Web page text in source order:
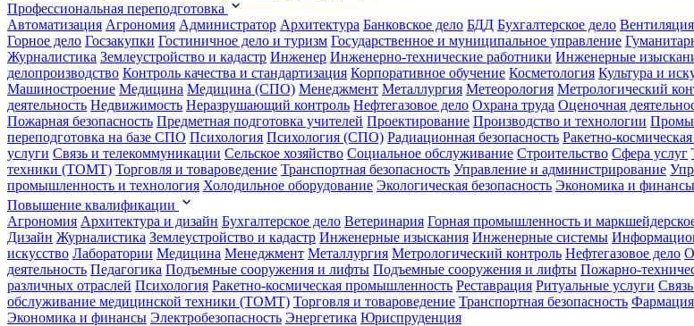
Профессиональная переподготовка
Автоматизация Агрономия Администратор Архитектура Банковское дело БДД Бухгалтерское дело
Горное дело Госзакупки Гостиничное дело и туризм Государственное и муниципальное управление
Журналистика Землеустройство и кадастр Инженер Инженерно-технические работники Инженерные
делопроизводство Контроль качества и стандартизация Корпоративное обучение Косметология Культура и
Машиностроение Медицина Медицина (СПО) Менеджмент Металлургия Метеорология Метрологический
деятельность Недвижимость Неразрушающий контроль Нефтегазовое дело Охрана труда Оценочная
Пожарная безопасность Предметная подготовка учителей Проектирование Производство и технологии
переподготовка на базе СПО Психология Психология (СПО) Радиационная безопасность Ракетно-
услуги Связь и телекоммуникации Сельское хозяйство Социальное обслуживание Строительство Сфера услуг
техники (ТОМТ) Торговля и товароведение Транспортная безопасность Управление и администрирование
промышленность и технология Холодильное оборудование Экологическая безопасность Экономика и финансы
Повышение квалификации
Агрономия Архитектура и дизайн Бухгалтерское дело Ветеринария Горная промышленность и
Дизайн Журналистика Землеустройство и кадастр Инженерные изыскания Инженерные системы
искусство Лаборатории Медицина Менеджмент Металлургия Метрологический контроль Нефтегазовое дело
деятельность Педагогика Подъемные сооружения и лифты Подъемные сооружения и лифты Пожарно-
различных отраслей Психология Ракетно-космическая промышленность Реставрация Ритуальные услуги
обслуживание медицинской техники (ТОМТ) Торговля и товароведение Транспортная безопасность Фармация
Экономика и финансы Электробезопасность Энергетика Юриспруденция